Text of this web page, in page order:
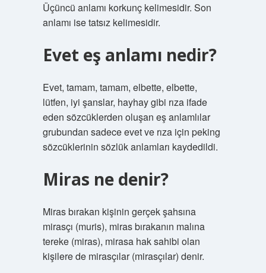
Üçüncü anlamı korkunç kelimesidir. Son
anlamı ise tatsız kelimesidir.
Evet eş anlamı nedir?
Evet, tamam, tamam, elbette, elbette,
lütfen, iyi şanslar, hayhay gibi rıza ifade
eden sözcüklerden oluşan eş anlamlılar
grubundan sadece evet ve rıza için peking
sözcüklerinin sözlük anlamları kaydedildi.
Miras ne denir?
Miras bırakan kişinin gerçek şahsına
mirasçı (muris), miras bırakanın malına
tereke (miras), mirasa hak sahibi olan
kişilere de mirasçılar (mirasçılar) denir.